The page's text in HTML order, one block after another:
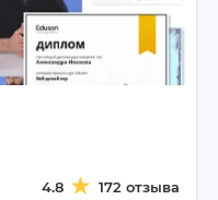
4.8 172 отзыва